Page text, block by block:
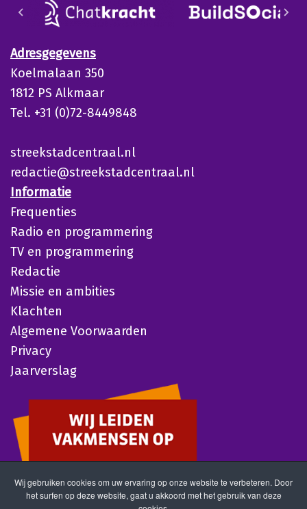
Adresgegevens
Koelmalaan 350
1812 PS Alkmaar
Tel. +31 (0)72-8449848
streekstadcentraal.nl
redactie@streekstadcentraal.nl
Informatie
Frequenties
Radio en programmering
TV en programmering
Redactie
Missie en ambities
Klachten
Algemene Voorwaarden
Privacy
Jaarverslag
Wij gebruiken cookies om uw ervaring op onze website te verbeteren. Door
het surfen op deze website, gaat u akkoord met het gebruik van deze